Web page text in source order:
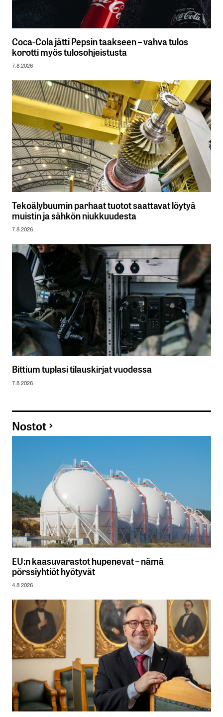
Coca-Cola jätti Pepsin taakseen – vahva tulos
korotti myös tulosohjeistusta
7.8.2026
Tekoälybuumin parhaat tuotot saattavat löytyä
muistin ja sähkön niukkuudesta
7.8.2026
Bittium tuplasi tilauskirjat vuodessa
7.8.2026
Nostot
EU:n kaasuvarastot hupenevat – nämä
pörssiyhtiöt hyötyvät
4.8.2026